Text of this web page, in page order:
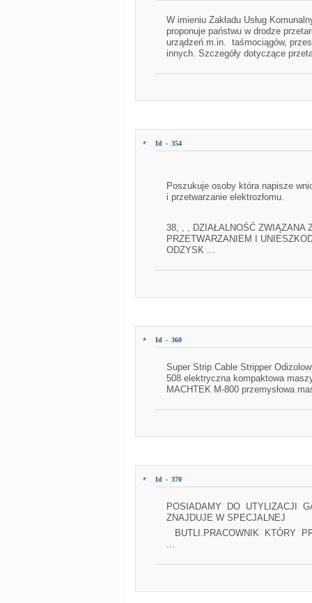
W imieniu Zakładu Usług
proponuje państwu w drodze
urządzeń m.in. taśmociągów,
innych. Szczegóły dotyczące
* Id - 354
Poszukuje osoby która napisze
i przetwarzanie elektrozłomu.
38, , , DZIAŁALNOŚĆ ZWIĄZANA
PRZETWARZANIEM I
ODZYSK ...
* Id - 360
Super Strip Cable Stripper
508 elektryczna kompaktowa
MACHTEK M-800 przemysłowa
* Id - 370
POSIADAMY DO UTYLIZACJI
ZNAJDUJE W SPECJALNEJ
BUTLI.PRACOWNIK KTÓRY
...